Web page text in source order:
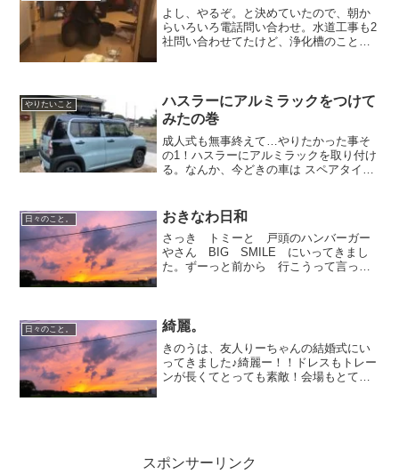
よし、やるぞ。と決めていたので、朝か
らいろいろ電話問い合わせ。水道工事も2
社問い合わせてたけど、浄化槽のことを
決めなくてはいけなくて...
やりたいこと
ハスラーにアルミラックをつけて
みたの巻
成人式も無事終えて…やりたかった事そ
の1！ハスラーにアルミラックを取り付け
る。なんか、今どきの車は スペアタイヤ
がしますが…。で、なんとなく、スペア
タイヤがないのは怖い...
日々のこと。 おきなわ日和
さっき トミーと 戸頭のハンバーガー
やさん BIG SMILE にいってきまし
た。ずーっと前から 行こうって言って
たぶんトミーのブロ...
日々のこと。 綺麗。
きのうは、友人りーちゃんの結婚式にい
ってきました♪綺麗ー！！ドレスもトレー
ンが長くてとっても素敵！会場もとても
スポンサーリンク